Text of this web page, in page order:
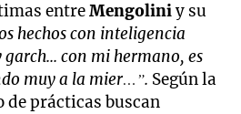
entreMengoliniy su
hechos con inteligencia
con mi hermano, es
muy a la mier…”. Según la
prácticas buscan